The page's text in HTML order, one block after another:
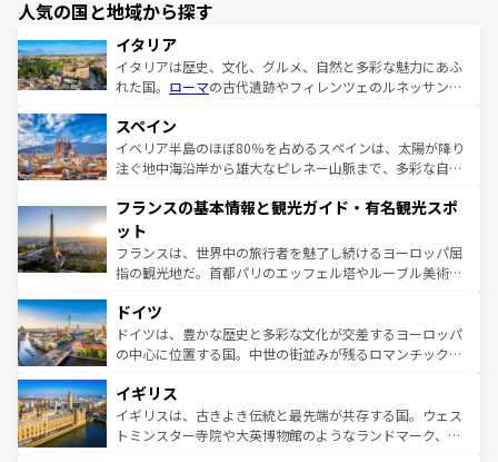
人気の国と地域から探す
イタリア
イタリアは歴史、文化、グルメ、自然と多彩な魅力にあふ
れた国。 ローマの古代遺跡やフィレンツェのルネッサンス
ろん、トスカーナの美しい田園風景やアマルフィ海岸の絶
景など、自然景観も見逃せない。観光の合間には、本場の
ピザやパスタなど、絶品のイタリア料理を堪能することも
ませてくれるイタリアで、忘れられない旅をしてみよう！
なお、新着のイタリア情報は
しい。
スペイン
イベリア半島のほぼ80％を占めるスペインは、太陽が降り
注ぐ地中海沿岸から雄大なピレネー山脈まで、多彩な自然
文化が根付くこの国では、情熱的なフラメンコ、熱気あふ
れる闘牛、そして美味しいタパスが生活の一部となってい
る。首都マドリードの洗練された雰囲気や、バルセロナの
アートに溢れた街角から、地方では古代ローマ遺跡や中世
せる。地方によって風土や気候が異なるスペインはその個
性で訪れる人を魅了する。 なお、新着のスペイン情報は コ
ンテンツ一覧を参照してほしい。
フランスの基本情報と観光ガイド・有名観光スポ
ット
フランスは、世界中の旅行者を魅了し続けるヨーロッパ屈
指の観光地だ。首都パリのエッフェル塔やルーブル美術館
で、幅広い魅力が詰まっている。華麗な宮殿、歴史的な大
聖堂、美しいビーチ、そして豊かな自然が、訪れる者を心
から魅了する。また、フランスは美食の国としても知ら
いる。シャンパンの発祥地であるランス、プロヴァンスの
香り高いラベンダー畑など、多彩な楽しみ方が可能だ。さ
らに、パリ以外の地域にも魅力が溢れており、どの街角に
ドイツ
ドイツは、豊かな歴史と多彩な文化が交差するヨーロッパ
の中心に位置する国。中世の街並みが残るロマンチック街
顔を持つこの国は、どこを歩いても飽きることがない。ベ
ルリンの文化的活気、バイエルン州のアルプスの絶景、そ
してライン川沿いのワイン畑といった風景は必見。ビール
イギリス
イギリスは、古きよき伝統と最先端が共存する国。ウェス
トミンスター寺院や大英博物館のようなランドマーク、歴